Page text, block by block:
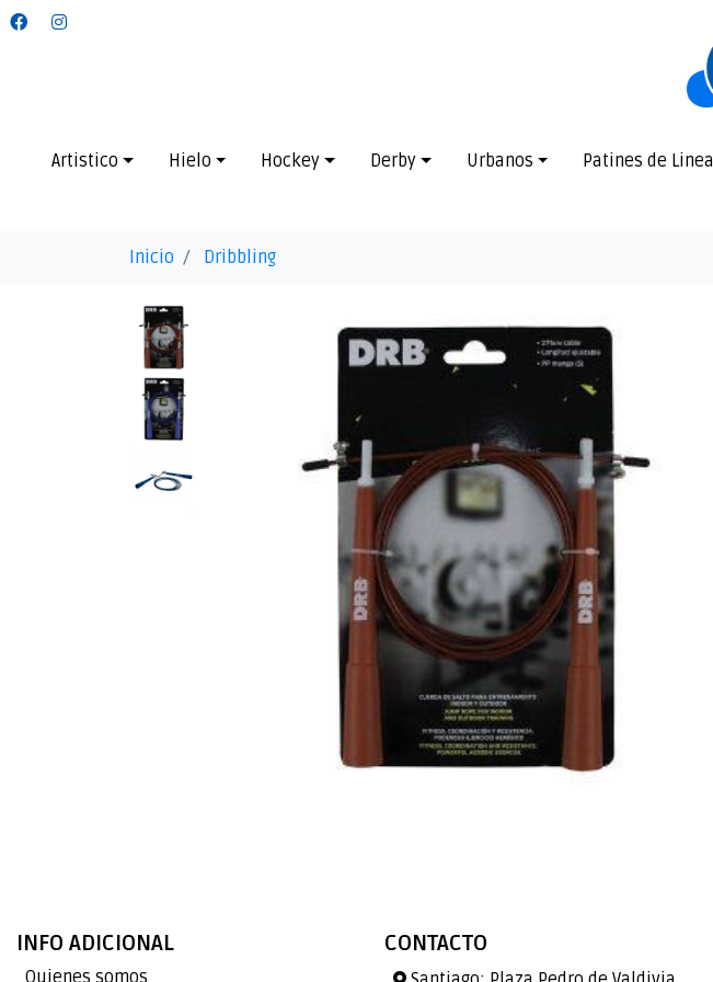
Artistico Hielo Hockey Derby Urbanos Patines de Linea
Inicio Dribbling
INFO ADICIONAL
Quienes somos
CONTACTO